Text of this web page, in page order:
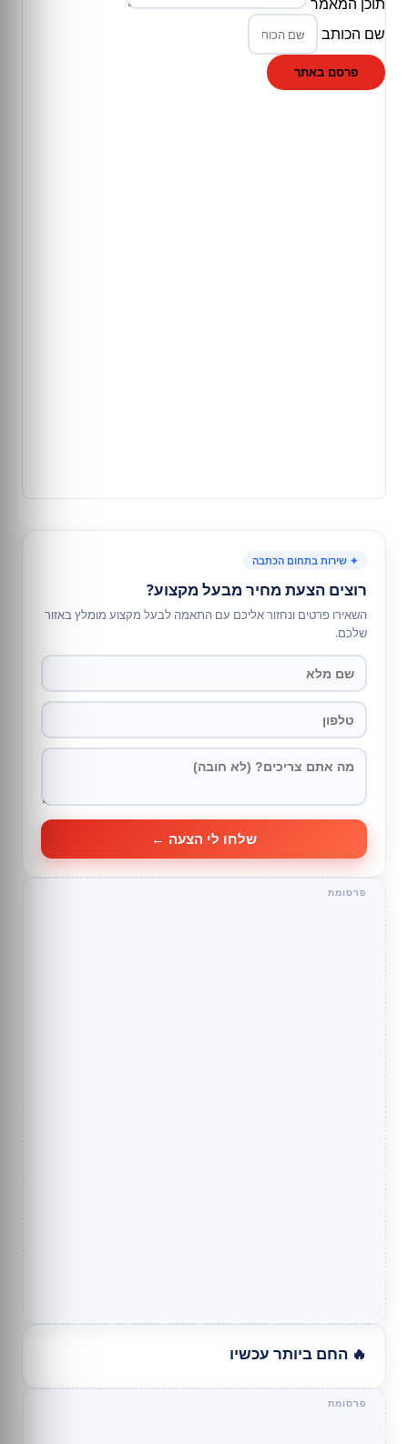
שם הכותב
פרסם באתר
✦ שירות בתחום הכתבה
רוצים הצעת מחיר מבעל מקצוע?
השאירו פרטים ונחזור אליכם עם התאמה לבעל מקצוע מומלץ באזור
שלכם.
שלחו לי הצעה ←
🔥 החם ביותר עכשיו